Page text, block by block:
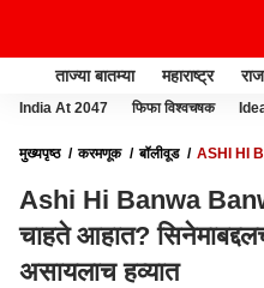
ताज्या बातम्या महाराष्ट्र
India At 2047 फिफा विश्वचषक
मुख्यपृष्ठ करमणूक बॉलीवूड
ASHI HI
Ashi Hi Banwa
चाहते आहात?
असायलाच हव्यात